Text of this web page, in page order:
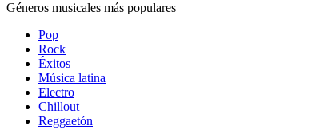
Géneros musicales más populares
Pop
Rock
Éxitos
Música latina
Electro
Chillout
Reggaetón